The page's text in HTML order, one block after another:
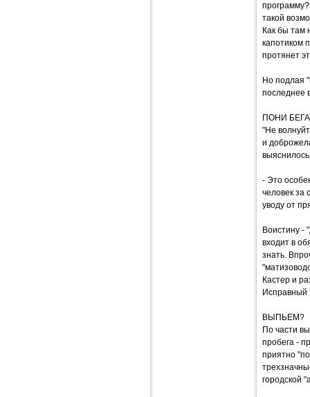
такой
Как бы там
капотиком
протянет
Но подлая
последнее
ПОНИ
"Не
и
- Это
человек за
уводу от
Воистину -
входит в
знать.
Кастер и
Исправный
ВЫПЬЕМ?
По части
пробега -
приятно
городской